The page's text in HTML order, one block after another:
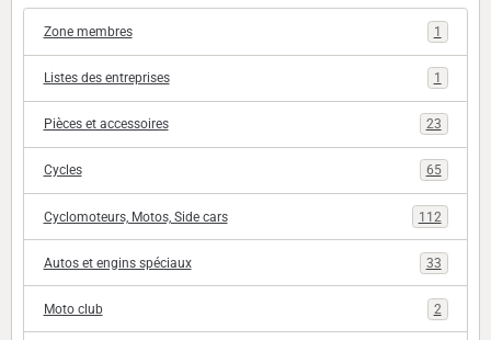
Zone membres 1
Listes des entreprises 1
Pièces et accessoires 23
Cycles 65
Cyclomoteurs, Motos, Side cars 112
Autos et engins spéciaux 33
Moto club 2